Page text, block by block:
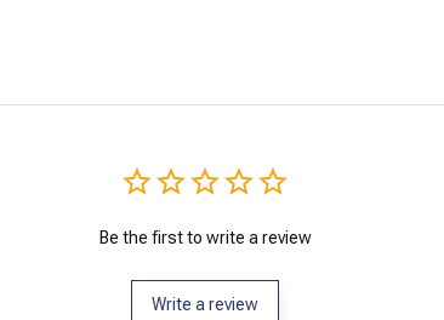
Be the first to write a review
Write a review